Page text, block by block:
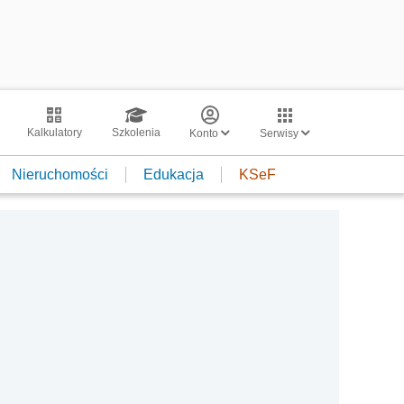
Kalkulatory Szkolenia Konto Serwisy
Nieruchomości Edukacja KSeF